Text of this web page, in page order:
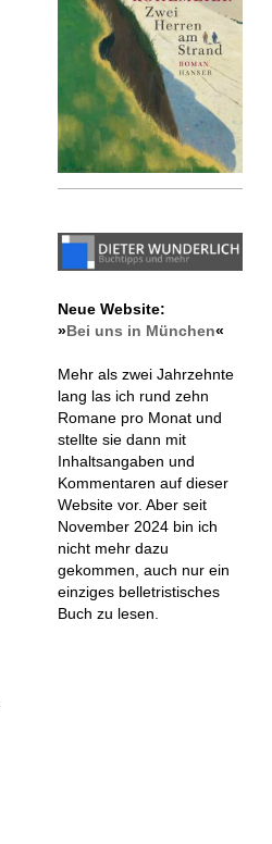
Neue Website:
»Bei uns in München«
Mehr als zwei Jahrzehnte
lang las ich rund zehn
Romane pro Monat und
stellte sie dann mit
Inhaltsangaben und
Kommentaren auf dieser
Website vor. Aber seit
November 2024 bin ich
nicht mehr dazu
gekommen, auch nur ein
einziges belletristisches
Buch zu lesen.